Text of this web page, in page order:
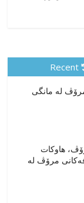
Recent
له‌ مانگی
هاوکات
مرۆڤ لە